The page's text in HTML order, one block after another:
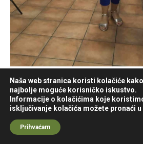
Naša web stranica koristi kolačiće
najbolje moguće korisničko iskustvo.
Informacije o kolačićima koje
isključivanje kolačića možete pronaći u
Prihvaćam